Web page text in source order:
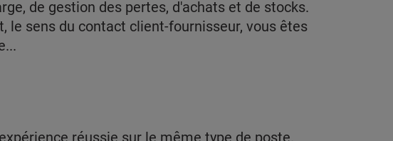
de gestion des pertes, d'achats et de stocks.
le sens du contact client-fournisseur, vous êtes
réussie sur le même type de poste.